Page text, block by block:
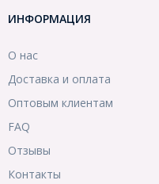
ИНФОРМАЦИЯ
О нас
Доставка и оплата
Оптовым клиентам
FAQ
Отзывы
Контакты